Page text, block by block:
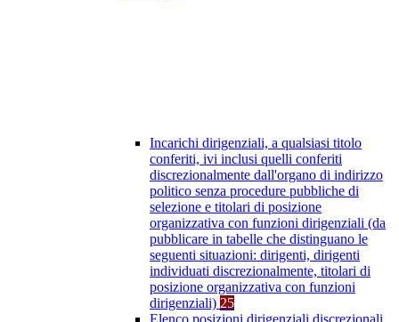
Incarichi dirigenziali, a qualsiasi titolo
conferiti, ivi inclusi quelli conferiti
discrezionalmente dall'organo di indirizzo
politico senza procedure pubbliche di
selezione e titolari di posizione
organizzativa con funzioni dirigenziali (da
pubblicare in tabelle che distinguano le
seguenti situazioni: dirigenti, dirigenti
individuati discrezionalmente, titolari di
posizione organizzativa con funzioni
dirigenziali) 25